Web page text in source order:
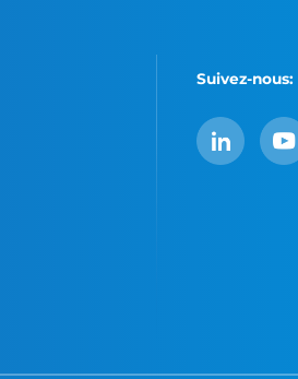
Suivez-nous: